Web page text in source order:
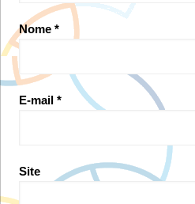
Nome *
E-mail *
Site